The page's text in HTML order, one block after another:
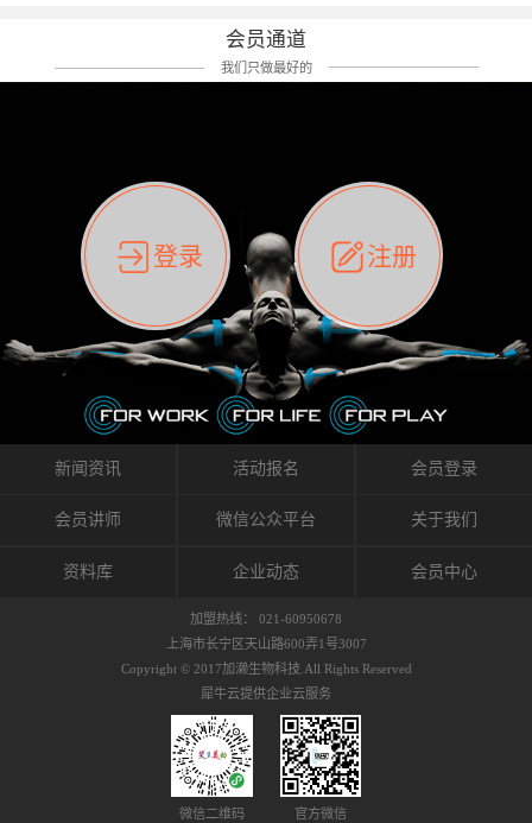
痛影响走路。当天疼痛部贴了EDF和胃十字，膝
关节贴了半月板贴布。第2天第12肋部的EDF和
消失，贴布也没有出现进一步瘙痒过敏。而膝
关节的半月板贴布张力用的100%，但自始至终
它都很坚强的贴着，没有出现过任何瘙痒的迹
象。不同的条件下，同一个身体，不同的部位
皮肤的敏感度也有不同。因此我们KINESIO要做
的，是在研发生产过程中竭尽全力的降低致敏
性，减少贴布本身带来的致敏率。那到底是什
么原因引起的过敏瘙痒呢？我整理了以下内容
仅供大家参考，希望能给予大家帮助。首先我
们分析解剖下过敏的原因，然后简说一下
KINESIO贴布贴扎后预防应对。我把导致过敏的
原因，简单分为外因和内因。外因1，贴布贴布
括：1）面料的伸展率、回缩率、纤维的刺激
能会给皮肤带来过度的刺激，从而引起过敏瘙
以激发身体的自然愈合能力。 通常，药物会削
弱细胞因子的作用，单方面还会引起副作用的
症状。 与此相比，Kinesio肌内效贴创造了细
的控制仍有许多未知。 细胞因子是一种酵素，
各种各样的酵素起着适当的作用，为细胞创造
了适合居住的环境。 在现代医学上，这种细胞
因子是一种酶的观点往往被否定，但在体内有
有毒细菌和无毒细菌，它们起着保持身体平衡
的作用。 Kinesio肌内效贴不像药物那样在短时
间内表现出症状，而是通过花费时间创造一个
对身体没有伤害（副作用等）的环境来减轻症
状。 但是，由于营养、精神、运动的平衡被破
坏，各种细胞就会发生病态变化。 在一定的状
态下，细胞因子会自动捕捉异常，并在细胞之
间传递适当的修复信息。可以收集各自所需的
因子级联；细胞因子的连锁反应）。 如果这种
者甚至提供不需要的物质。 因此，身体所需的
自然愈合能力不仅不能发挥作用，反而会造成
恶化的环境。Kinesio肌内效贴的作用，就是解
决这些问题。 KinesioTaping ® （Kinesio贴扎
疗法）的概念是空（空间），动（流动），冷
（抑制热的上升），为了实现这些，贴布的质
作出来。 特别地，Kinesio Medical
Tappling®（Kinesio医疗贴扎）通过从皮肤表面
长时间给予适...
状，而是指贴布本身很重量，以及贴布刺激的
类型。贴布的应用充分利用了体内由间质液组
成的自然流体力学的流体层。这种轻微的刺激
间，还可以在单片贴布上提供支持和深度刺
激。通过对间质液的适当控制，可以连接皮下
筋膜，对关节进行非常轻柔的刺激，增加患部
的治疗区域。 snowflake“雪花”贴布不会妨碍皮
肤上下左右运动，有效的辅助修复关节周围组
织的筋膜。它可以作用于关节或肌肉表面，释
放压力，刺激深层筋膜。“雪花”贴扎疗法是一
种可以改变肌肉、筋膜和间质液之间自然流动
关系的方法。 间质液间质被称为人体的新器
官。研究人员认为，整个身体的网络是由坚韧
且柔软的蛋白质结构所支撑的相互连接的充满
流体的空间构成的。如果作为脏器，这是人体
最大的脏器，约占体重的20%（相比之下，皮
内流通，有助于细胞的再生和恢复。“1”“雪花”
周围进行轻柔的刺激，改善受影响的关节和肌
到辅助修复损伤组织的作用。对组织的营养供
膜，韧带和关节周围皮下组织的关节囊。 流
体力学理论加濑博士-Kinesio肌内效贴布的发明
人流体力学理论是以对日常生活产生反复影响
的纤细筋膜的性质为焦点。 筋膜容易受到外部
会员通道
我们只做最好的
登录 注册
新闻资讯 活动报名 会员登录
会员讲师 微信公众平台 关于我们
资料库 企业动态 会员中心
加盟热线： 021-60950678
上海市长宁区天山路600弄1号3007
Copyright © 2017加濑生物科技.All Rights Reserved
犀牛云提供企业云服务
微信二维码 官方微信